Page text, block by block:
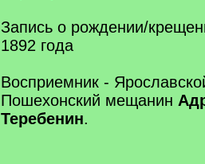
Запись о рождении/
1892 года
Восприемник -
Пошехонский мещанин
Теребенин.